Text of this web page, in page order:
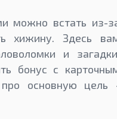
можно встать из-
хижину. Здесь
и
бонус с
основную цель